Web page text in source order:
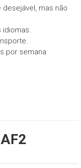
mas não
idiomas.
por semana